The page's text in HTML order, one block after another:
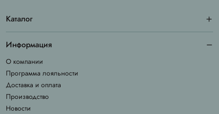
Каталог
Информация
О компании
Программа лояльности
Доставка и оплата
Производство
Новости